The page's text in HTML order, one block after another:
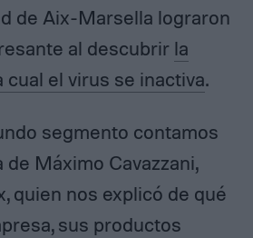
de Aix-Marsella lograron
al descubrir la
cual el virus se inactiva.
segmento contamos
Máximo Cavazzani,
quien nos explicó de qué
sus productos